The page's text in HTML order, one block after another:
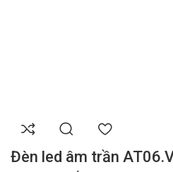
Đèn led âm trần